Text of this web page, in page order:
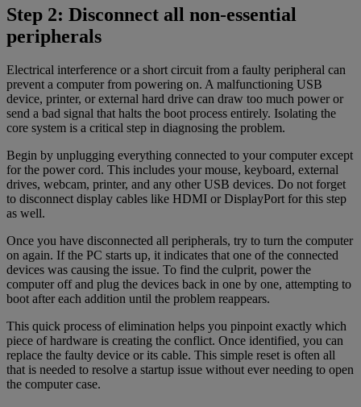
Step 2: Disconnect all non-essential
peripherals
Electrical interference or a short circuit from a faulty peripheral can
prevent a computer from powering on. A malfunctioning USB
device, printer, or external hard drive can draw too much power or
send a bad signal that halts the boot process entirely. Isolating the
core system is a critical step in diagnosing the problem.
Begin by unplugging everything connected to your computer except
for the power cord. This includes your mouse, keyboard, external
drives, webcam, printer, and any other USB devices. Do not forget
to disconnect display cables like HDMI or DisplayPort for this step
as well.
Once you have disconnected all peripherals, try to turn the computer
on again. If the PC starts up, it indicates that one of the connected
devices was causing the issue. To find the culprit, power the
computer off and plug the devices back in one by one, attempting to
boot after each addition until the problem reappears.
This quick process of elimination helps you pinpoint exactly which
piece of hardware is creating the conflict. Once identified, you can
replace the faulty device or its cable. This simple reset is often all
that is needed to resolve a startup issue without ever needing to open
the computer case.